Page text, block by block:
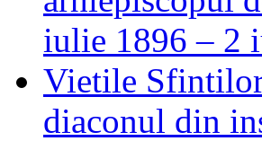
iulie 1896 – 2
Vietile
diaconul din